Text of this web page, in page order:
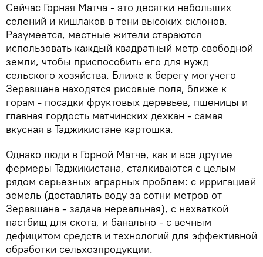
Сейчас Горная Матча - это десятки небольших
селений и кишлаков в тени высоких склонов.
Разумеется, местные жители стараются
использовать каждый квадратный метр свободной
земли, чтобы приспособить его для нужд
сельского хозяйства. Ближе к берегу могучего
Зеравшана находятся рисовые поля, ближе к
горам - посадки фруктовых деревьев, пшеницы и
главная гордость матчинских дехкан - самая
вкусная в Таджикистане картошка.
Однако люди в Горной Матче, как и все другие
фермеры Таджикистана, сталкиваются с целым
рядом серьезных аграрных проблем: с ирригацией
земель (доставлять воду за сотни метров от
Зеравшана - задача нереальная), с нехваткой
пастбищ для скота, и банально - с вечным
дефицитом средств и технологий для эффективной
обработки сельхозпродукции.